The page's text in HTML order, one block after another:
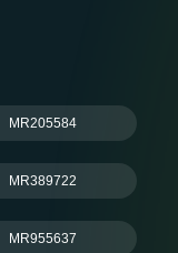
MR205584
MR389722
MR955637